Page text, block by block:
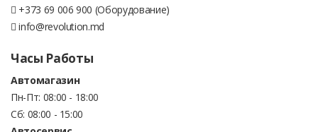
+373 69 006 900 (Оборудование)
info@revolution.md
Часы Работы
Автомагазин
Пн-Пт: 08:00 - 18:00
Сб: 08:00 - 15:00